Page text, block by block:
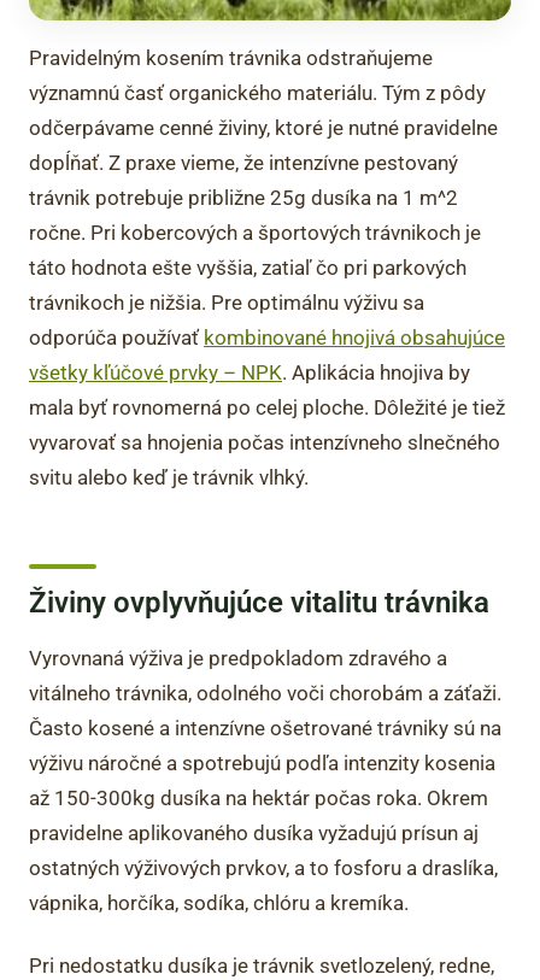
Pravidelným kosením trávnika odstraňujeme
významnú časť organického materiálu. Tým z pôdy
odčerpávame cenné živiny, ktoré je nutné pravidelne
dopĺňať. Z praxe vieme, že intenzívne pestovaný
trávnik potrebuje približne 25g dusíka na 1 m^2
ročne. Pri kobercových a športových trávnikoch je
táto hodnota ešte vyššia, zatiaľ čo pri parkových
trávnikoch je nižšia. Pre optimálnu výživu sa
odporúča používať kombinované hnojivá obsahujúce
všetky kľúčové prvky – NPK. Aplikácia hnojiva by
mala byť rovnomerná po celej ploche. Dôležité je tiež
vyvarovať sa hnojenia počas intenzívneho slnečného
svitu alebo keď je trávnik vlhký.
Živiny ovplyvňujúce vitalitu trávnika
Vyrovnaná výživa je predpokladom zdravého a
vitálneho trávnika, odolného voči chorobám a záťaži.
Často kosené a intenzívne ošetrované trávniky sú na
výživu náročné a spotrebujú podľa intenzity kosenia
až 150-300kg dusíka na hektár počas roka. Okrem
pravidelne aplikovaného dusíka vyžadujú prísun aj
ostatných výživových prvkov, a to fosforu a draslíka,
vápnika, horčíka, sodíka, chlóru a kremíka.
Pri nedostatku dusíka je trávnik svetlozelený, redne,